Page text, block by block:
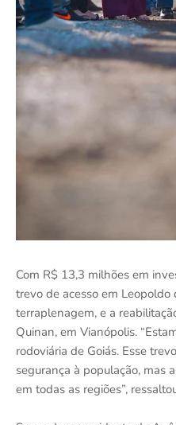
Com R$ 13,3 milhões em
trevo de acesso em Leopoldo
terraplenagem, e a
Quinan, em Vianópolis.
rodoviária de Goiás. Esse
segurança à população, mas
em todas as regiões”,